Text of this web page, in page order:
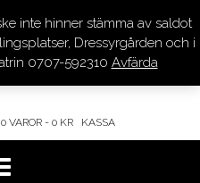
– SERVICE
0 VAROR - 0 KR KASSA
inte hinner stämma av saldot
Dressyrgården och i
0707-592310 Avfärda